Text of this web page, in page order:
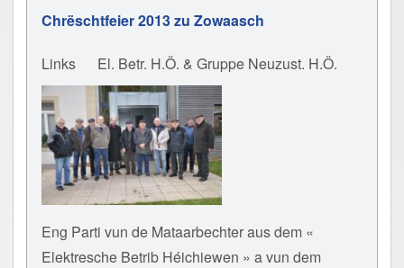
Chrëschtfeier 2013 zu Zowaasch
Links El. Betr. H.Ö. & Gruppe Neuzust. H.Ö.
Eng Parti vun de Mataarbechter aus dem «
Elektresche Betrib Héichiewen » a vun dem